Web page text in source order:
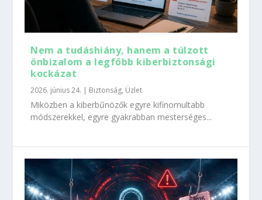
Nem a tudáshiány, hanem a túlzott
önbizalom a legfőbb kiberbiztonsági
kockázat
2026. június 24. | Biztonság, Üzlet
Miközben a kiberbűnözők egyre kifinomultabb
módszerekkel, egyre gyakrabban mesterséges...